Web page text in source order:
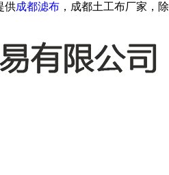
供成都滤布 ，成都土工布厂家，